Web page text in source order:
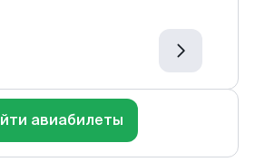
авиабилеты